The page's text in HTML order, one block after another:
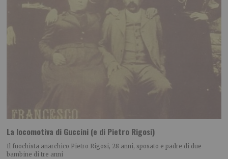
La locomotiva di Guccini (e di Pietro Rigosi)
Il fuochista anarchico Pietro Rigosi, 28 anni, sposato e padre di due
bambine di tre anni